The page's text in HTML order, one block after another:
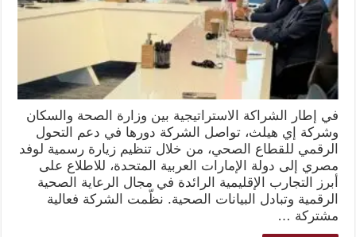
في إطار الشراكة الاستراتيجية بين وزارة الصحة والسكان
وشركة إي هيلث، تواصل الشركة دورها في دعم التحول
الرقمي للقطاع الصحي، من خلال تنظيم زيارة رسمية لوفد
مصري إلى دولة الإمارات العربية المتحدة، للاطلاع على
أبرز التجارب الإقليمية الرائدة في مجال الرعاية الصحية
الرقمية وتبادل البيانات الصحية. نظّمت الشركة فعالية
مشتركة …